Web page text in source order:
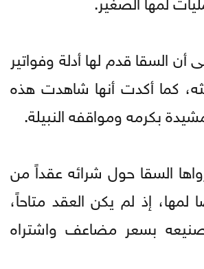
أن السقا قدم لها أدلة وفواتير
كما أكدت أنها شاهدت هذه
بكرمه ومواقفه النبيلة.
السقا حول شرائه عقداً من
إذ لم يكن العقد متاحاً،
بسعر مضاعف واشتراه